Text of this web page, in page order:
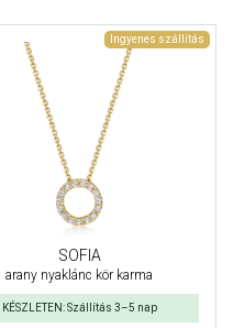
Ingyenes szállítás
SOFIA
arany nyaklánc kör karma
KÉSZLETEN: Szállítás 3–5 nap